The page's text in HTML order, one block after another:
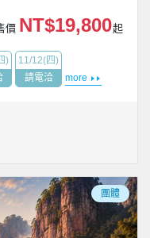
價 NT$19,800起
)
11/12(四)
請電洽
more
團體